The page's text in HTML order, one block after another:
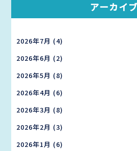
アーカイブ
2026年7月 (4)
2026年6月 (2)
2026年5月 (8)
2026年4月 (6)
2026年3月 (8)
2026年2月 (3)
2026年1月 (6)